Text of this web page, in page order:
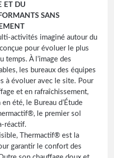
ET DU
SANS
activités imaginé autour du
pour évoluer le plus
temps. À l’image des
les bureaux des équipes
à évoluer avec le site. Pour
et en rafraîchissement,
été, le Bureau d’Étude
le premier sol
réactif.
Thermactif® est la
garantir le confort des